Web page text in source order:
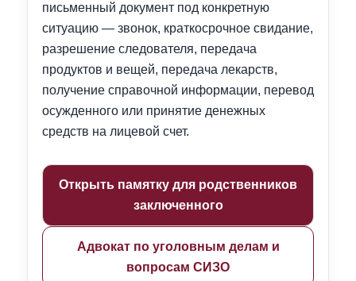
письменный документ под конкретную
ситуацию — звонок, краткосрочное свидание,
разрешение следователя, передача
продуктов и вещей, передача лекарств,
получение справочной информации, перевод
осужденного или принятие денежных
средств на лицевой счет.
Открыть памятку для родственников
заключенного
Адвокат по уголовным делам и
вопросам СИЗО